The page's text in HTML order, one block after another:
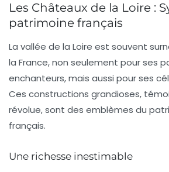
Les Châteaux de la Loire :
patrimoine français
La vallée de la Loire est souvent
la France, non seulement pour ses
enchanteurs, mais aussi pour ses
Ces constructions grandioses,
révolue, sont des emblèmes du
français.
Une richesse inestimable